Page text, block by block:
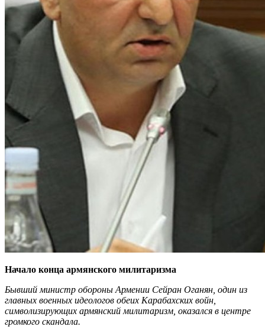
Начало конца армянского милитаризма
Бывший министр обороны Армении Сейран Оганян, один из
главных военных идеологов обеих Карабахских войн,
символизирующих армянский милитаризм, оказался в центре
громкого скандала.